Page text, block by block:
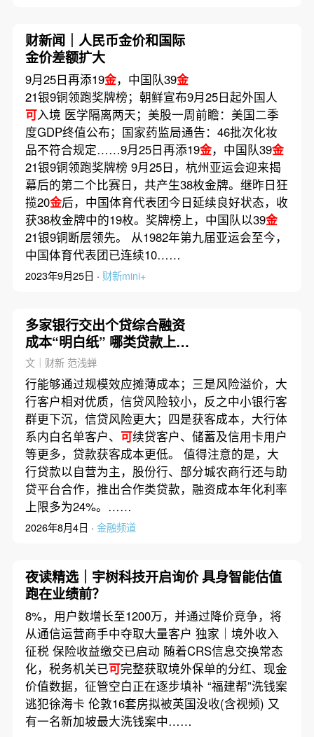
财新闻｜人民币金价和国际
金价差额扩大
9月25日再添19金，中国队39金
21银9铜领跑奖牌榜；朝鲜宣布9月25日起外国人
可入境 医学隔离两天；美股一周前瞻：美国二季
度GDP终值公布；国家药监局通告：46批次化妆
品不符合规定……9月25日再添19金，中国队39金
21银9铜领跑奖牌榜 9月25日，杭州亚运会迎来揭
幕后的第二个比赛日，共产生38枚金牌。继昨日狂
揽20金后，中国体育代表团今日延续良好状态，收
获38枚金牌中的19枚。奖牌榜上，中国队以39金
21银9铜断层领先。 从1982年第九届亚运会至今，
中国体育代表团已连续10……
2023年9月25日 · 财新mini+
多家银行交出个贷综合融资
成本“明白纸” 哪类贷款上限
最高24%？
文｜财新 范浅蝉
行能够通过规模效应摊薄成本；三是风险溢价，大
行客户相对优质，信贷风险较小，反之中小银行客
群更下沉，信贷风险更大；四是获客成本，大行体
系内白名单客户、 可续贷客户、储蓄及信用卡用户
等更多，贷款获客成本更低。 值得注意的是，大
行贷款以自营为主，股份行、部分城农商行还与助
贷平台合作，推出合作类贷款，融资成本年化利率
上限多为24%。……
2026年8月4日 · 金融频道
夜读精选｜宇树科技开启询价 具身智能估值
跑在业绩前？
8%，用户数增长至1200万，并通过降价竞争，将
从通信运营商手中夺取大量客户 独家｜境外收入
征税 保险收益缴交已启动 随着CRS信息交换常态
化，税务机关已可完整获取境外保单的分红、现金
价值数据，征管空白正在逐步填补 “福建帮”洗钱案
逃犯徐海卡 伦敦16套房拟被英国没收(含视频) 又
有一名新加坡最大洗钱案中……